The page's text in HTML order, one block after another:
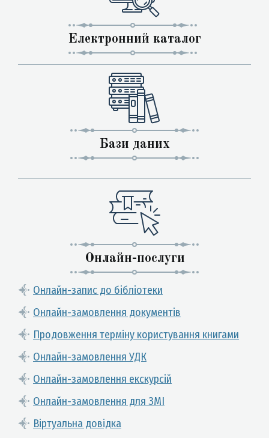
Електронний каталог
Бази даних
Онлайн-послуги
Онлайн-запис до бібліотеки
Онлайн-замовлення документів
Продовження терміну користування книгами
Онлайн-замовлення УДК
Онлайн-замовлення екскурсій
Онлайн-замовлення для ЗМІ
Віртуальна довідка